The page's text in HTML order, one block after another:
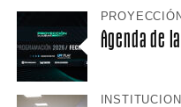
PROYECCIÓN
Agenda de